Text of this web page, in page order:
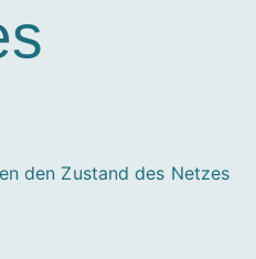
den Zustand des Netzes